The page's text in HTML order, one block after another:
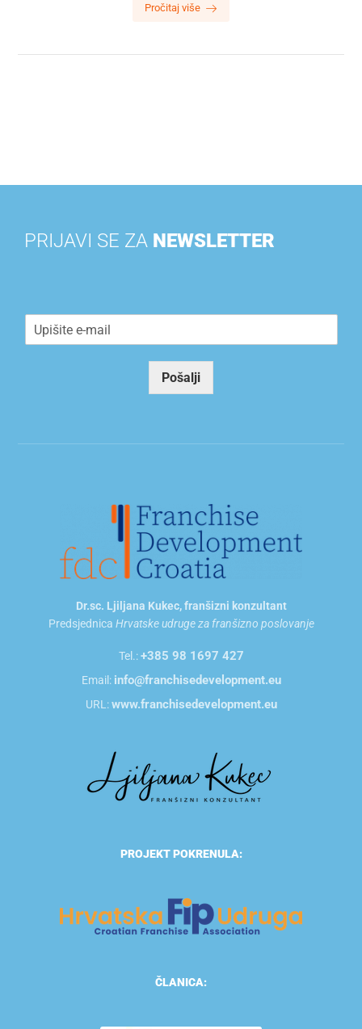
Pročitaj više
PRIJAVI SE ZANEWSLETTER
m
Pošalji
Dr.sc. Ljiljana Kukec, franšizni konzultant
Predsjednica Hrvatske udruge za franšizno poslovanje
Tel.:+385 98 1697 427
Email: info@franchisedevelopment.eu
URL:www.franchisedevelopment.eu
PROJEKT POKRENULA:
ČLANICA: